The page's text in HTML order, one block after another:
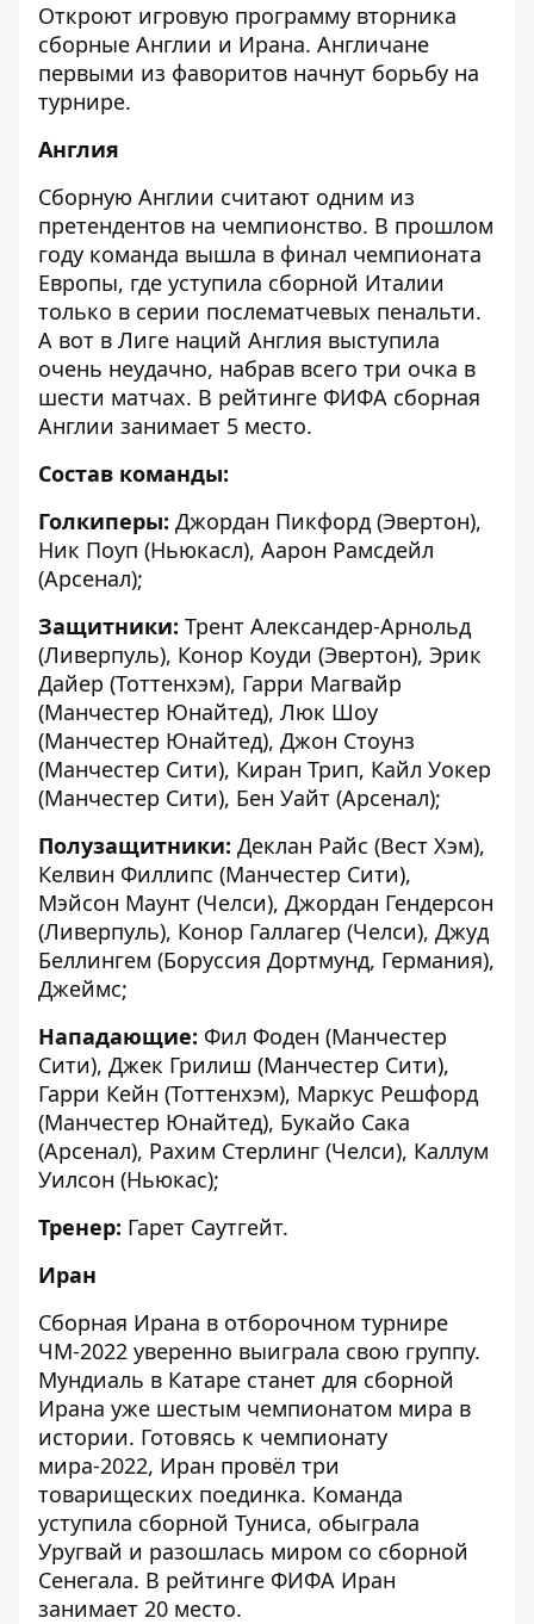
Откроют игровую программу вторника
сборные Англии и Ирана. Англичане
первыми из фаворитов начнут борьбу на
турнире.
Англия
Сборную Англии считают одним из
претендентов на чемпионство. В прошлом
году команда вышла в финал чемпионата
Европы, где уступила сборной Италии
только в серии послематчевых пенальти.
А вот в Лиге наций Англия выступила
очень неудачно, набрав всего три очка в
шести матчах. В рейтинге ФИФА сборная
Англии занимает 5 место.
Состав команды:
Голкиперы: Джордан Пикфорд (Эвертон),
Ник Поуп (Ньюкасл), Аарон Рамсдейл
(Арсенал);
Защитники: Трент Александер-Арнольд
(Ливерпуль), Конор Коуди (Эвертон), Эрик
Дайер (Тоттенхэм), Гарри Магвайр
(Манчестер Юнайтед), Люк Шоу
(Манчестер Юнайтед), Джон Стоунз
(Манчестер Сити), Киран Трип, Кайл Уокер
(Манчестер Сити), Бен Уайт (Арсенал);
Полузащитники: Деклан Райс (Вест Хэм),
Келвин Филлипс (Манчестер Сити),
Мэйсон Маунт (Челси), Джордан Гендерсон
(Ливерпуль), Конор Галлагер (Челси), Джуд
Беллингем (Боруссия Дортмунд, Германия),
Джеймс;
Нападающие: Фил Фоден (Манчестер
Сити), Джек Грилиш (Манчестер Сити),
Гарри Кейн (Тоттенхэм), Маркус Решфорд
(Манчестер Юнайтед), Букайо Сака
(Арсенал), Рахим Стерлинг (Челси), Каллум
Уилсон (Ньюкас);
Тренер: Гарет Саутгейт.
Иран
Сборная Ирана в отборочном турнире
ЧМ-2022 уверенно выиграла свою группу.
Мундиаль в Катаре станет для сборной
Ирана уже шестым чемпионатом мира в
истории. Готовясь к чемпионату
мира-2022, Иран провёл три
товарищеских поединка. Команда
уступила сборной Туниса, обыграла
Уругвай и разошлась миром со сборной
Сенегала. В рейтинге ФИФА Иран
занимает 20 место.